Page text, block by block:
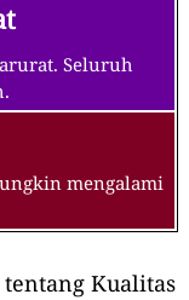
Seluruh
mengalami
Kualitas